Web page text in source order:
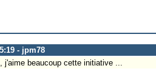
- jpm78
j'aime beaucoup cette initiative ...